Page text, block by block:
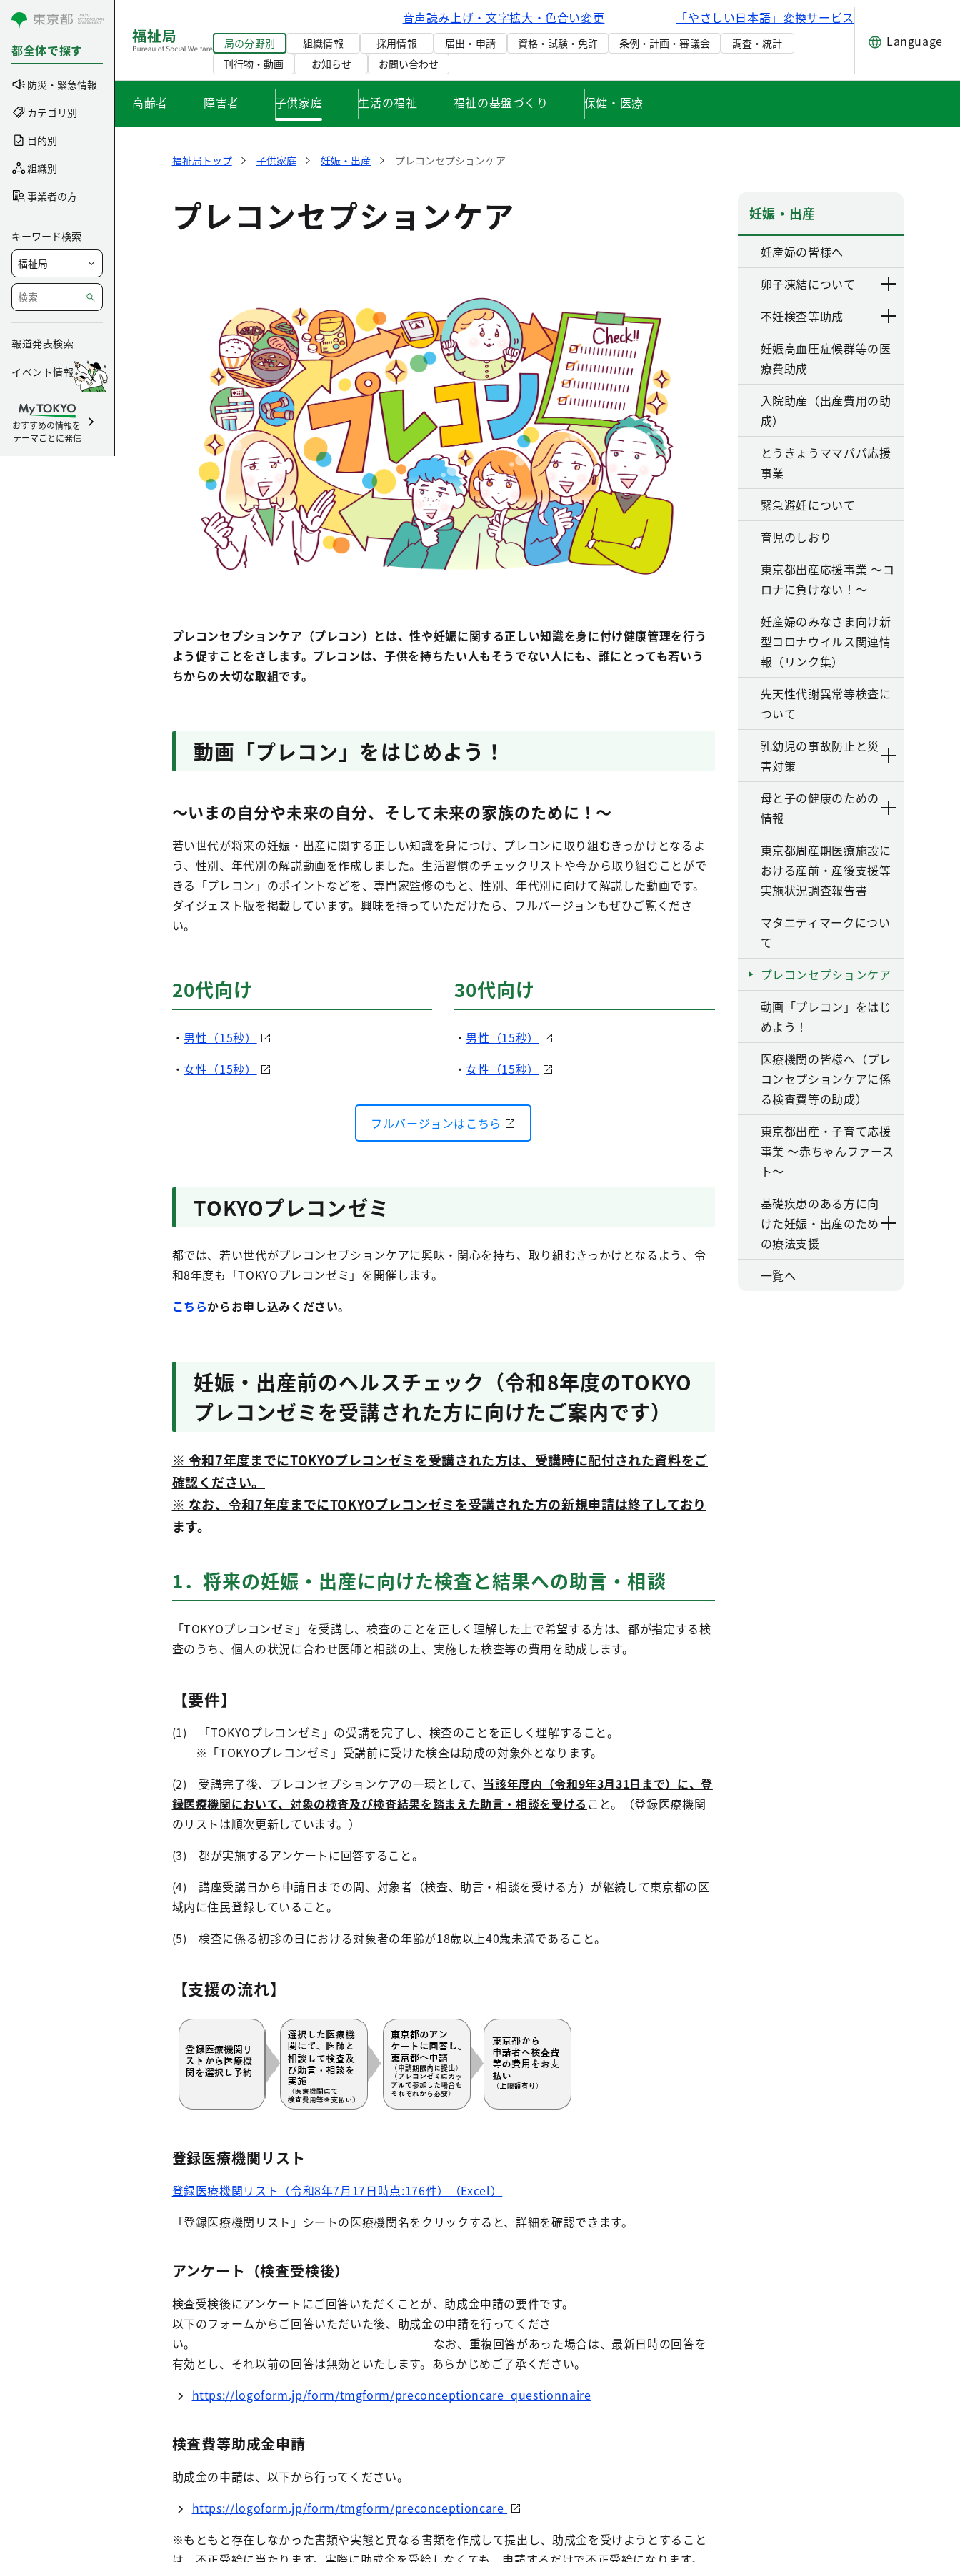
コンテンツにスキップ
都全体で探す
防災・緊急情報
カテゴリ別
目的別
組織別
事業者の方
キーワード検索
報道発表検索
イベント情報
おすすめの情報を
テーマごとに発信
音声読み上げ・文字拡大・色合い変更 「やさしい日本語」変換サービス
局の分野別 組織情報 採用情報 届出・申請 資格・試験・免許 条例・計画・審議会
調査・統計
刊行物・動画
お知らせ お問い合わせ
Language
高齢者 障害者 子供家庭 生活の福祉 福祉の基盤づくり 保健・医療
福祉局トップ 子供家庭 妊娠・出産 プレコンセプションケア
プレコンセプションケア
プレコンセプションケア（プレコン）とは、性や妊娠に関する正しい知識を身に付け健康管理を行う
よう促すことをさします。プレコンは、子供を持ちたい人もそうでない人にも、誰にとっても若いう
ちからの大切な取組です。
動画「プレコン」をはじめよう！
～いまの自分や未来の自分、そして未来の家族のために！～
若い世代が将来の妊娠・出産に関する正しい知識を身につけ、プレコンに取り組むきっかけとなるよ
う、性別、年代別の解説動画を作成しました。生活習慣のチェックリストや今から取り組むことがで
きる「プレコン」のポイントなどを、専門家監修のもと、性別、年代別に向けて解説した動画です。
ダイジェスト版を掲載しています。興味を持っていただけたら、フルバージョンもぜひご覧くださ
い。
20代向け
・ 男性（15秒）
・女性（15秒）
30代向け
・ 男性（15秒）
・女性（15秒）
フルバージョンはこちら
TOKYOプレコンゼミ
都では、若い世代がプレコンセプションケアに興味・関心を持ち、取り組むきっかけとなるよう、令
和8年度も「TOKYOプレコンゼミ」を開催します。
こちらからお申し込みください。
妊娠・出産前のヘルスチェック（令和8年度のTOKYO
プレコンゼミを受講された方に向けたご案内です）
※ 令和7年度までにTOKYOプレコンゼミを受講された方は、受講時に配付された資料をご
確認ください。
※ なお、令和7年度までにTOKYOプレコンゼミを受講された方の新規申請は終了しており
ます。
1．将来の妊娠・出産に向けた検査と結果への助言・相談
「TOKYOプレコンゼミ」を受講し、検査のことを正しく理解した上で希望する方は、都が指定する検
査のうち、個人の状況に合わせ医師と相談の上、実施した検査等の費用を助成します。
【要件】
(1) 「TOKYOプレコンゼミ」の受講を完了し、検査のことを正しく理解すること。
※「TOKYOプレコンゼミ」受講前に受けた検査は助成の対象外となります。
(2) 受講完了後、プレコンセプションケアの一環として、 当該年度内（令和9年3月31日まで）に、登
録医療機関において、対象の検査及び検査結果を踏まえた助言・相談を受ける こと。（登録医療機関
のリストは順次更新しています。）
(3) 都が実施するアンケートに回答すること。
(4) 講座受講日から申請日までの間、対象者（検査、助言・相談を受ける方）が継続して東京都の区
域内に住民登録していること。
(5) 検査に係る初診の日における対象者の年齢が18歳以上40歳未満であること。
【支援の流れ】
登録医療機関リスト
登録医療機関リスト（令和8年7月17日時点:176件）（Excel）
「登録医療機関リスト」シートの医療機関名をクリックすると、詳細を確認できます。
アンケート（検査受検後）
検査受検後にアンケートにご回答いただくことが、助成金申請の要件です。
以下のフォームからご回答いただいた後、助成金の申請を行ってくださ
い。 なお、重複回答があった場合は、最新日時の回答を
有効とし、それ以前の回答は無効といたします。あらかじめご了承ください。
https://logoform.jp/form/tmgform/preconceptioncare_questionnaire
検査費等助成金申請
助成金の申請は、以下から行ってください。
https://logoform.jp/form/tmgform/preconceptioncare
※もともと存在しなかった書類や実態と異なる書類を作成して提出し、助成金を受けようとすること
妊娠・出産
妊産婦の皆様へ
卵子凍結について
不妊検査等助成
妊娠高血圧症候群等の医
療費助成
入院助産（出産費用の助
成）
とうきょうママパパ応援
事業
緊急避妊について
育児のしおり
東京都出産応援事業 ～コ
ロナに負けない！～
妊産婦のみなさま向け新
型コロナウイルス関連情
報（リンク集）
先天性代謝異常等検査に
ついて
乳幼児の事故防止と災
害対策
母と子の健康のための
情報
東京都周産期医療施設に
おける産前・産後支援等
実施状況調査報告書
マタニティマークについ
て
プレコンセプションケア
動画「プレコン」をはじ
めよう！
医療機関の皆様へ（プレ
コンセプションケアに係
る検査費等の助成）
東京都出産・子育て応援
事業 ～赤ちゃんファース
ト～
基礎疾患のある方に向
けた妊娠・出産のため
の療法支援
一覧へ